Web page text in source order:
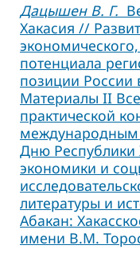
Дацышен В. Г.
Хакасия //
потенциала
позиции
Материалы II
практической
международным
Дню Республики
экономики и
литературы и
Абакан:
имени В.М.